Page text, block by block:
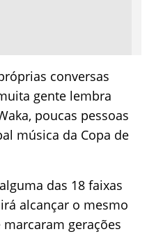
conversas
gente lembra
poucas pessoas
música da Copa de
das 18 faixas
alcançar o mesmo
gerações